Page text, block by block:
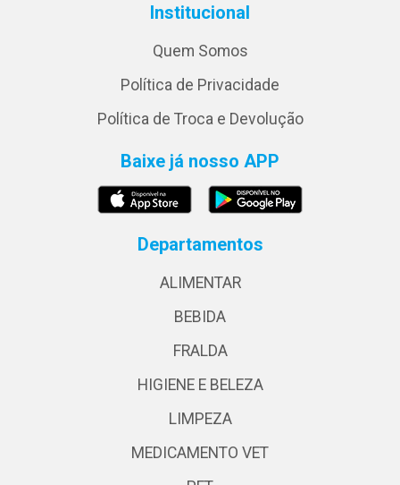
Institucional
Quem Somos
Política de Privacidade
Política de Troca e Devolução
Baixe já nosso APP
Departamentos
ALIMENTAR
BEBIDA
FRALDA
HIGIENE E BELEZA
LIMPEZA
MEDICAMENTO VET